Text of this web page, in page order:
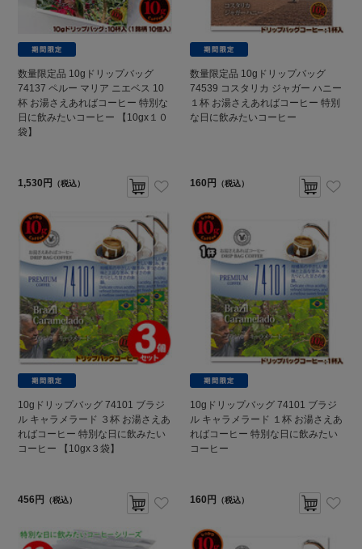
数量限定品 10gドリップバッグ
74137 ペルー マリア ニエベス 10
杯 お湯さえあればコーヒー 特別な
日に飲みたいコーヒー 【10gx１０
袋】
1,530円 （税込）
数量限定品 10gドリップバッグ
74539 コスタリカ ジャガー ハニー
１杯 お湯さえあればコーヒー 特別
な日に飲みたいコーヒー
160円 （税込）
10gドリップバッグ 74101 ブラジ
ル キャラメラード ３杯 お湯さえあ
ればコーヒー 特別な日に飲みたい
コーヒー 【10gx３袋】
456円 （税込）
10gドリップバッグ 74101 ブラジ
ル キャラメラード １杯 お湯さえあ
ればコーヒー 特別な日に飲みたい
コーヒー
160円 （税込）